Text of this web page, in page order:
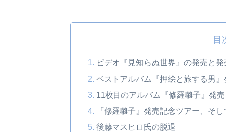
目
ビデオ『見知らぬ世界』の発売と
ベストアルバム『押絵と旅する男』
11枚目のアルバム『修羅囃子』発
『修羅囃子』発売記念ツアー、そ
後藤マスヒロ氏の脱退